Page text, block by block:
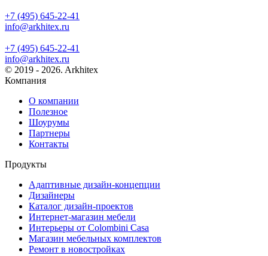
+7 (495) 645-22-41
info@arkhitex.ru
+7 (495) 645-22-41
info@arkhitex.ru
© 2019 - 2026. Arkhitex
Компания
О компании
Полезное
Шоурумы
Партнеры
Контакты
Продукты
Адаптивные дизайн-концепции
Дизайнеры
Каталог дизайн-проектов
Интернет-магазин мебели
Интерьеры от Colombini Casa
Магазин мебельных комплектов
Ремонт в новостройках